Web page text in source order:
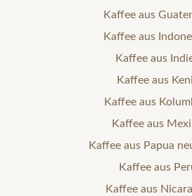
Kaffee aus
Kaffee aus
Kaffee aus
Kaffee aus
Kaffee aus
Kaffee aus
Kaffee aus Papua
Kaffee aus
Kaffee aus